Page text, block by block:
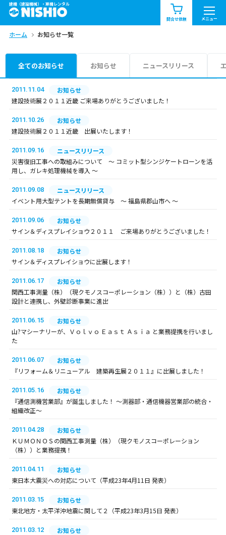
建機（建設機械）・重機レンタル
問合せ依頼 メニュー
商品一覧 お知らせ一覧
問合せ依頼リスト
エリア情報を見る
ホーム お知らせ一覧
全てのお知らせ お知らせ ニュースリリース
2011.11.04
お知らせ
建設技術展２０１１近畿 ご来場ありがとうございました！
2011.10.26
お知らせ
建設技術展２０１１近畿 出展いたします！
2011.09.16
ニュースリリース
災害復旧工事への取組みについて ～ コミット型シンジケートローンを活
用し、ガレキ処理機械を導入 ～
2011.09.08
ニュースリリース
イベント用大型テントを長期無償貸与 ～ 福島県郡山市へ ～
2011.09.06
お知らせ
サイン＆ディスプレイショウ２０１１ ご来場ありがとうございました！
2011.08.18
お知らせ
サイン＆ディスプレイショウに出展します！
2011.06.17
お知らせ
関西工事測量（株）（現クモノスコーポレーション（株））と（株）古田
設計と連携し、外壁診断事業に進出
2011.06.15
お知らせ
山?マシーナリーが、Ｖｏｌｖｏ Ｅａｓｔ Ａｓｉａ と業務提携を行いまし
た
2011.06.07
お知らせ
『リフォーム＆リニューアル 建築再生展２０１１』に出展しました！
2011.05.16
お知らせ
『通信測機営業部』が誕生しました！ ～測器部・通信機器営業部の統合・
組織改正～
2011.04.28
お知らせ
ＫＵＭＯＮＯＳの関西工事測量（株）（現クモノスコーポレーション
（株））と業務提携！
2011.04.11
お知らせ
東日本大震災への対応について（平成23年4月11日 発表）
2011.03.15
お知らせ
東北地方・太平洋沖地震に関して２（平成23年3月15日 発表）
2011.03.12
お知らせ